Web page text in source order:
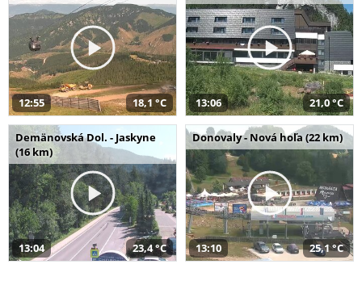
12:55 18,1 °C 13:06 21,0 °C
Demänovská Dol. - Jaskyne
(16 km)
13:04 23,4 °C
Donovaly - Nová hoľa (22 km)
13:10 25,1 °C